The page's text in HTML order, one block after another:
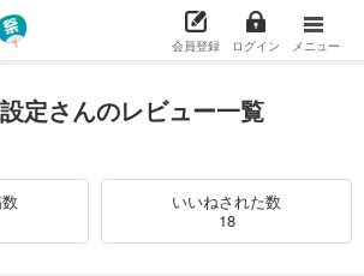
会員登録 ログイン メニュー
定さんのレビュー一覧
いいねされた数
18